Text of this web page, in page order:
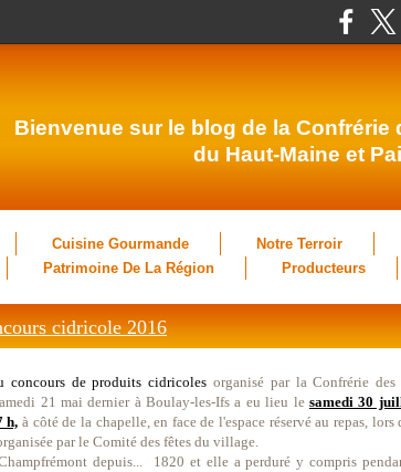
Bienvenue sur le blog de la Confrérie
du Haut-Maine et Pail
Cuisine Gourmande
Notre Terroir
Patrimoine De La Région Producteurs
cidricole 2016
concours de produits cidricoles organisé par la Confrérie des
21 mai dernier à Boulay-les-Ifs a eu lieu le samedi 30
h, à côté de la chapelle, en face de l'espace réservé au repas, lors
par le Comité des fêtes du village.
depuis...
1820 et elle a perduré y compris